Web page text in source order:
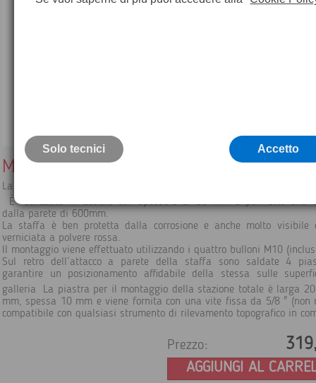
Mensola/staffa a parete per stazione
La staffa può essere montata sulle pareti del tunnel per rilievi in
È realizzata in acciaio con spessore di 50 mm e permette una
dalla parete di 600mm.
La staffa è ben protetta dalla corrosione e anche molto visibile
verniciata a polvere rossa.
Il montaggio viene effettuato utilizzando i quattro bulloni M10
Sul retro dell’attacco a parete della staffa sono saldate 4
garantire un posizionamento affidabile della stessa sulle
galleria La piastra per il montaggio della stazione totale è larga
mm, spessa 10 mm e viene fornita con una vite fissa da 5/8 " (non
compatibile con qualsiasi strumento di rilevamento topografico in
Prezzo:
AGGIUNGI AL
Solo tecnici Accetto